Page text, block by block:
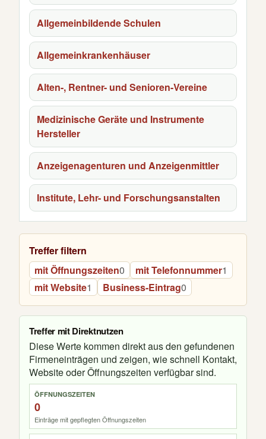
Allgemeinbildende Schulen
Allgemeinkrankenhäuser
Alten-, Rentner- und Senioren-Vereine
Medizinische Geräte und Instrumente
Hersteller
Anzeigenagenturen und Anzeigenmittler
Institute, Lehr- und Forschungsanstalten
Treffer filtern
mit Öffnungszeiten0 mit Telefonnummer1
mit Website1 Business-Eintrag0
Treffer mit Direktnutzen
Diese Werte kommen direkt aus den gefundenen
Firmeneinträgen und zeigen, wie schnell Kontakt,
Website oder Öffnungszeiten verfügbar sind.
ÖFFNUNGSZEITEN
0
Einträge mit gepflegten Öffnungszeiten